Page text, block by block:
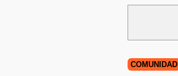
COMUNIDAD